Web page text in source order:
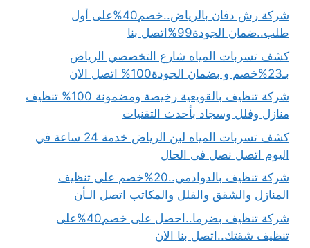
شركة رش دفان بالرياض..خصم40%على أول
طلب..ضمان الجودة99%اتصل بنا
كشف تسربات المياه شارع التخصصي الرياض
بـ23%خصم و بضمان الجودة100% اتصل الان
شركة تنظيف بالقويعية رخيصة ومضمونة 100% تنظيف
منازل وفلل وسجاد بأحدث التقنيات
كشف تسربات المياه لبن الرياض خدمة 24 ساعة في
اليوم اتصل نصل فى الحال
شركة تنظيف بالدوادمي..20%خصم على تنظيف
المنازل والشقق والفلل والمكاتب اتصل الـأن
شركة تنظيف بضرما..احصل على خصم40%على
تنظيف شقتك..اتصل بنا الان